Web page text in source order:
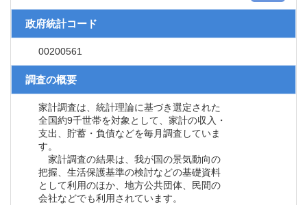
政府統計コード
00200561
調査の概要
家計調査は、統計理論に基づき選定された
全国約9千世帯を対象として、家計の収入・
支出、貯蓄・負債などを毎月調査していま
す。
家計調査の結果は、我が国の景気動向の
把握、生活保護基準の検討などの基礎資料
として利用のほか、地方公共団体、民間の
会社などでも利用されています。